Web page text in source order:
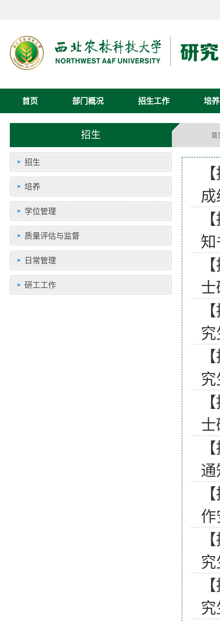
首页 部门概况 招生工作 培
招生 首
招生
培养
学位管理
质量评估与监督
日常管理
研工工作